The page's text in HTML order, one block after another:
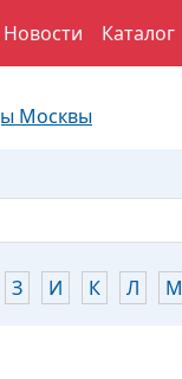
Новости Каталог
Москвы
З И К Л М